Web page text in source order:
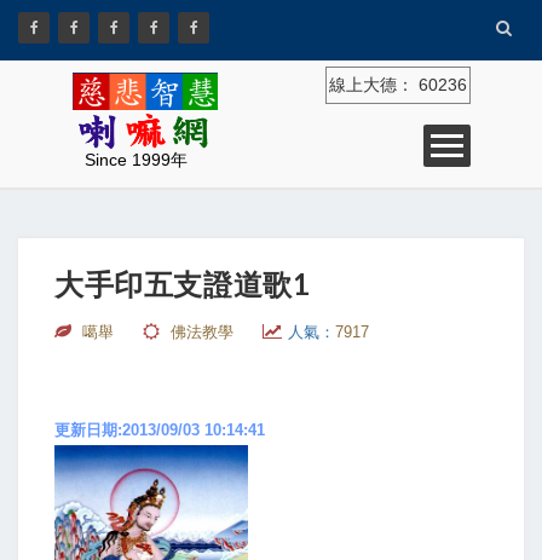
Since 1999年
線上大德： 60236
大手印五支證道歌1
噶舉 佛法教學 人氣： 7917
更新日期:2013/09/03 10:14:41